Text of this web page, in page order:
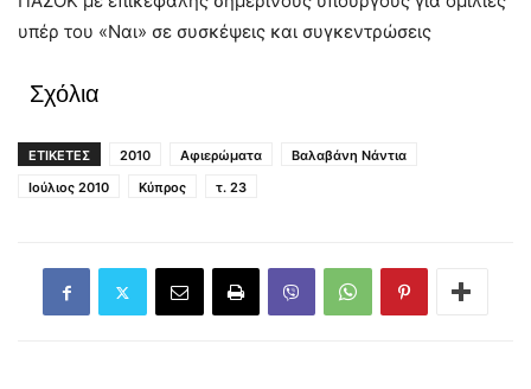
υπέρ του «Ναι» σε συσκέψεις και συγκεντρώσεις
Σχόλια
ΕΤΙΚΕΤΕΣ 2010 Αφιερώματα
Βαλαβάνη Νάντια
Ιούλιος 2010
Κύπρος τ. 23